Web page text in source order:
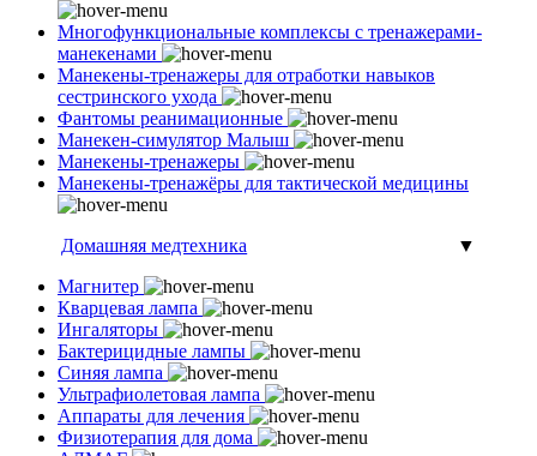
Многофункциональные комплексы с тренажерами-
манекенами
Манекены-тренажеры для отработки навыков
сестринского ухода
Фантомы реанимационные
Манекен-симулятор Малыш
Манекены-тренажеры
Манекены-тренажёры для тактической медицины
Домашняя медтехника
▼
Магнитер
Кварцевая лампа
Ингаляторы
Бактерицидные лампы
Синяя лампа
Ультрафиолетовая лампа
Аппараты для лечения
Физиотерапия для дома